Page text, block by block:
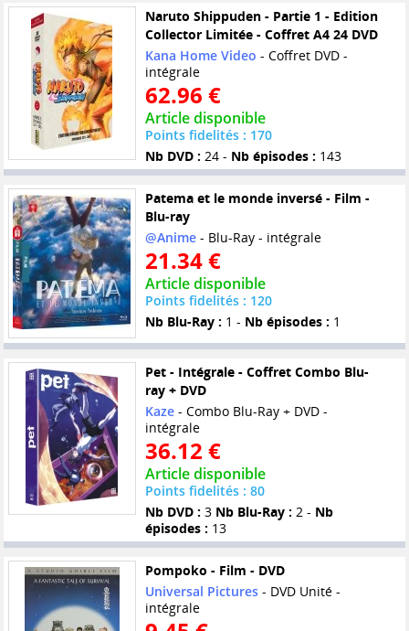
Naruto Shippuden - Partie 1 - Edition
Collector Limitée - Coffret A4 24 DVD
Kana Home Video - Coffret DVD -
intégrale
62.96 €
Article disponible
Points fidelités : 170
Nb DVD : 24 - Nb épisodes : 143
Patema et le monde inversé - Film -
Blu-ray
@Anime- Blu-Ray - intégrale
21.34 €
Article disponible
Points fidelités : 120
Nb Blu-Ray : 1 - Nb épisodes : 1
Pet - Intégrale - Coffret Combo Blu-
ray + DVD
Kaze- Combo Blu-Ray + DVD -
intégrale
36.12 €
Article disponible
Points fidelités : 80
Nb DVD : 3 Nb Blu-Ray : 2 - Nb
épisodes : 13
Pompoko - Film - DVD
Universal Pictures- DVD Unité -
intégrale